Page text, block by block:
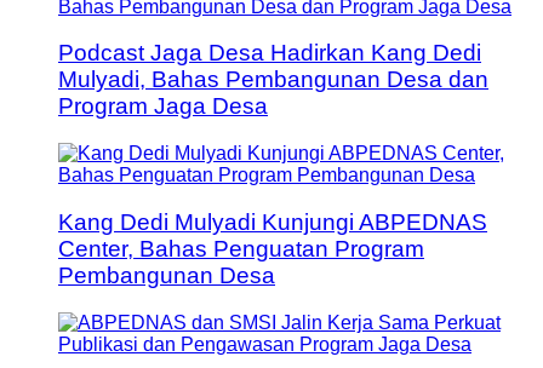
Podcast Jaga Desa Hadirkan Kang Dedi
Mulyadi, Bahas Pembangunan Desa dan
Program Jaga Desa
Kang Dedi Mulyadi Kunjungi ABPEDNAS
Center, Bahas Penguatan Program
Pembangunan Desa